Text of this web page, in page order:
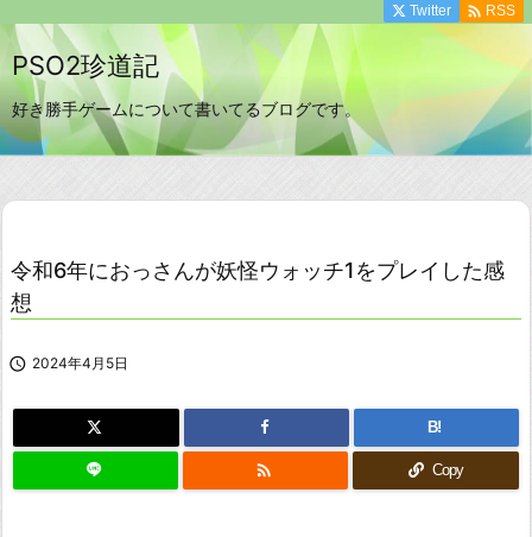
PSO2珍道記
好き勝手ゲームについて書いてるブログです。
Twitter  RSS
令和6年におっさんが妖怪ウォッチ1をプレイした感
想
 2024年4月5日
B!
 Copy